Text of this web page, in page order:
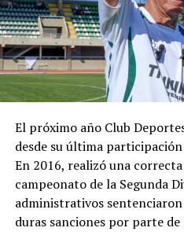
El próximo año Club
desde su última
En 2016, realizó una
campeonato de la Segunda
administrativos
duras sanciones por parte de